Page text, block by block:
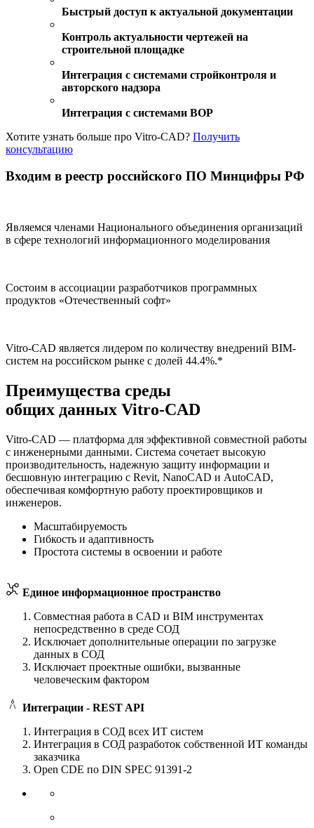
Быстрый доступ к актуальной документации
Контроль актуальности чертежей на
строительной площадке
Интеграция с системами стройконтроля и
авторского надзора
Интеграция с системами ВОР
Хотите узнать больше про Vitro-CAD? Получить
консультацию
Входим в реестр российского ПО Минцифры РФ
Являемся членами Национального объединения организаций
в сфере технологий информационного моделирования
Состоим в ассоциации разработчиков программных
продуктов «Отечественный софт»
Vitro-CAD является лидером по количеству внедрений ВІМ-
систем на российском рынке с долей 44.4%.*
Преимущества среды
общих данных Vitro-CAD
Vitro-CAD — платформа для эффективной совместной работы
с инженерными данными. Система сочетает высокую
производительность, надежную защиту информации и
бесшовную интеграцию с Revit, NanoCAD и AutoCAD,
обеспечивая комфортную работу проектировщиков и
инженеров.
Масштабируемость
Гибкость и адаптивность
Простота системы в освоении и работе
Единое информационное пространство
Совместная работа в CAD и BIM инструментах
непосредственно в среде СОД
Исключает дополнительные операции по загрузке
данных в СОД
Исключает проектные ошибки, вызванные
человеческим фактором
Интеграции - REST API
Интеграция в СОД всех ИТ систем
Интеграция в СОД разработок собственной ИТ команды
заказчика
Open CDE по DIN SPEC 91391-2